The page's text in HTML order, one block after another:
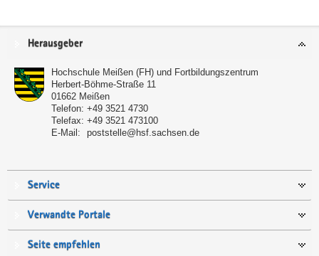
Service
Herausgeber
Hochschule Meißen (FH) und Fortbildungszentrum
Herbert-Böhme-Straße 11
01662 Meißen
Telefon: +49 3521 4730
Telefax: +49 3521 473100
E-Mail:
poststelle@hsf.sachsen.de
Service
Verwandte Portale
Seite empfehlen